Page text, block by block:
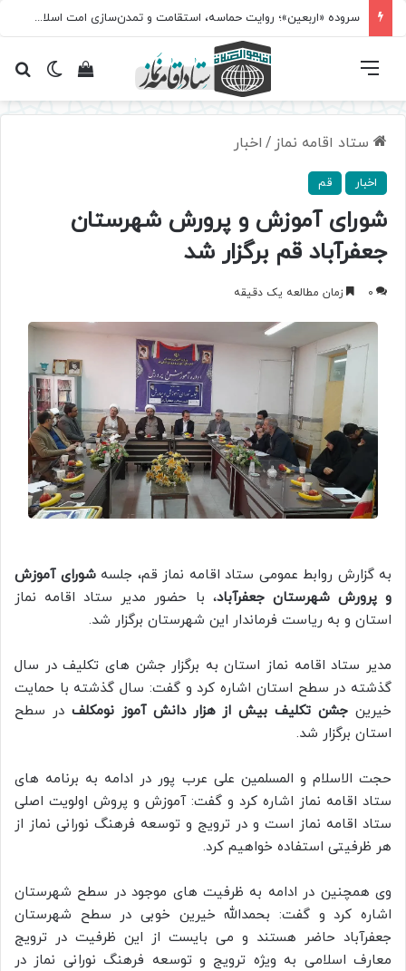
سروده‌ «اربعین»؛ روایت حماسه، استقامت و تمدن‌سازی امت اسلامی
تغییرمشاهده فهرست
ستاد اقامه نماز / اخبار
اخبار قم
شورای آموزش و پرورش شهرستان
جعفرآباد قم برگزار شد
0 زمان مطالعه یک دقیقه
به گزارش روابط عمومی ستاد اقامه نماز قم، جلسهشورای آموزش
و پرورش شهرستان جعفرآباد، با حضور مدیر ستاد اقامه نماز
استان و به ریاست فرماندار این شهرستان برگزار شد.
مدیر ستاد اقامه نماز استان به برگزار جشن های تکلیف در سال
گذشته در سطح استان اشاره کرد و گفت: سال گذشته با حمایت
خیرین جشن تکلیف بیش از هزار دانش آموز نومکلف در سطح
استان برگزار شد.
حجت الاسلام و المسلمین علی عرب پور در ادامه به برنامه های
ستاد اقامه نماز اشاره کرد و گفت: آموزش و پروش اولویت اصلی
ستاد اقامه نماز است و در ترویج و توسعه فرهنگ نورانی نماز از
هر ظرفیتی استفاده خواهیم کرد.
وی همچنین در ادامه به ظرفیت های موجود در سطح شهرستان
اشاره کرد و گفت: بحمدالله خیرین خوبی در سطح شهرستان
جعفرآباد حاضر هستند و می بایست از این ظرفیت در ترویج
معارف اسلامی به ویژه ترویج و توسعه فرهنگ نورانی نماز در